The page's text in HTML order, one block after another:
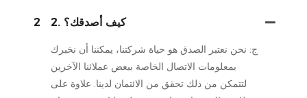
2 2. كيف أصدقك؟
ج: نحن نعتبر الصدق هو حياة شركتنا، يمكننا أن نخبرك
بمعلومات الاتصال الخاصة ببعض عملائنا الآخرين
لتتمكن من ذلك تحقق من الائتمان لدينا. علاوة على